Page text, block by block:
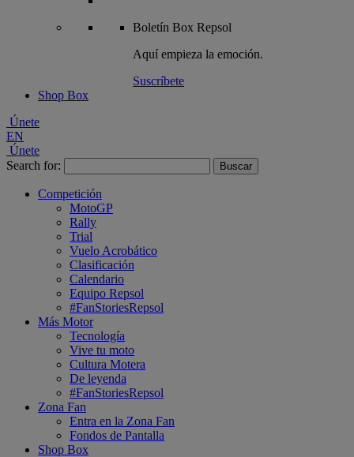
Boletín Box Repsol
Aquí empieza la emoción.
Suscríbete
Shop Box
Únete
EN
Únete
Search for:
Competición
MotoGP
Rally
Trial
Vuelo Acrobático
Clasificación
Calendario
Equipo Repsol
#FanStoriesRepsol
Más Motor
Tecnología
Vive tu moto
Cultura Motera
De leyenda
#FanStoriesRepsol
Zona Fan
Entra en la Zona Fan
Fondos de Pantalla
Shop Box